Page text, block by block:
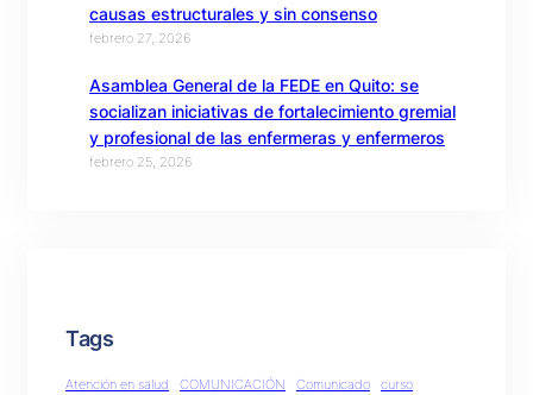
causas estructurales y sin consenso
febrero 27, 2026
Asamblea General de la FEDE en Quito: se
socializan iniciativas de fortalecimiento gremial
y profesional de las enfermeras y enfermeros
febrero 25, 2026
Tags
Atención en salud COMUNICACIÓN Comunicado curso